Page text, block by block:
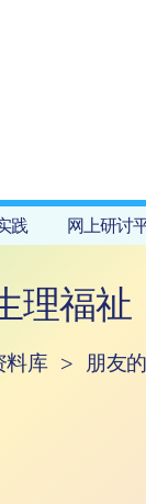
践 网上研讨
理福祉
料库 > 朋友